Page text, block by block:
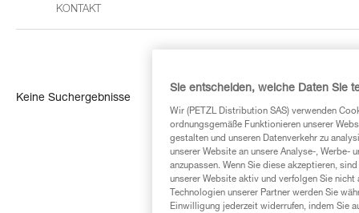
KONTAKT
Keine Suchergebnisse
Sie entscheiden, welche Daten Sie
Wir (PETZL Distribution SAS) verwenden
ordnungsgemäße Funktionieren unserer
gestalten und unseren Datenverkehr zu
unserer Website an unsere Analyse-, Werbe-
anzupassen. Wenn Sie diese akzeptieren,
unserer Website aktiv und verfolgen Sie
Technologien unserer Partner werden Sie
Einwilligung jederzeit widerrufen, indem Sie